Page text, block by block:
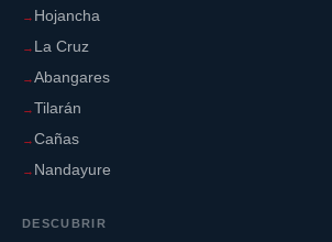
Hojancha
La Cruz
Abangares
Tilarán
Cañas
Nandayure
DESCUBRIR